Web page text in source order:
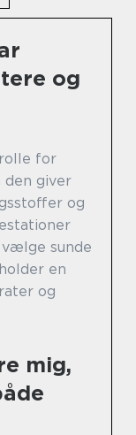
og
for
den giver
og
sunde
en
og
mig,